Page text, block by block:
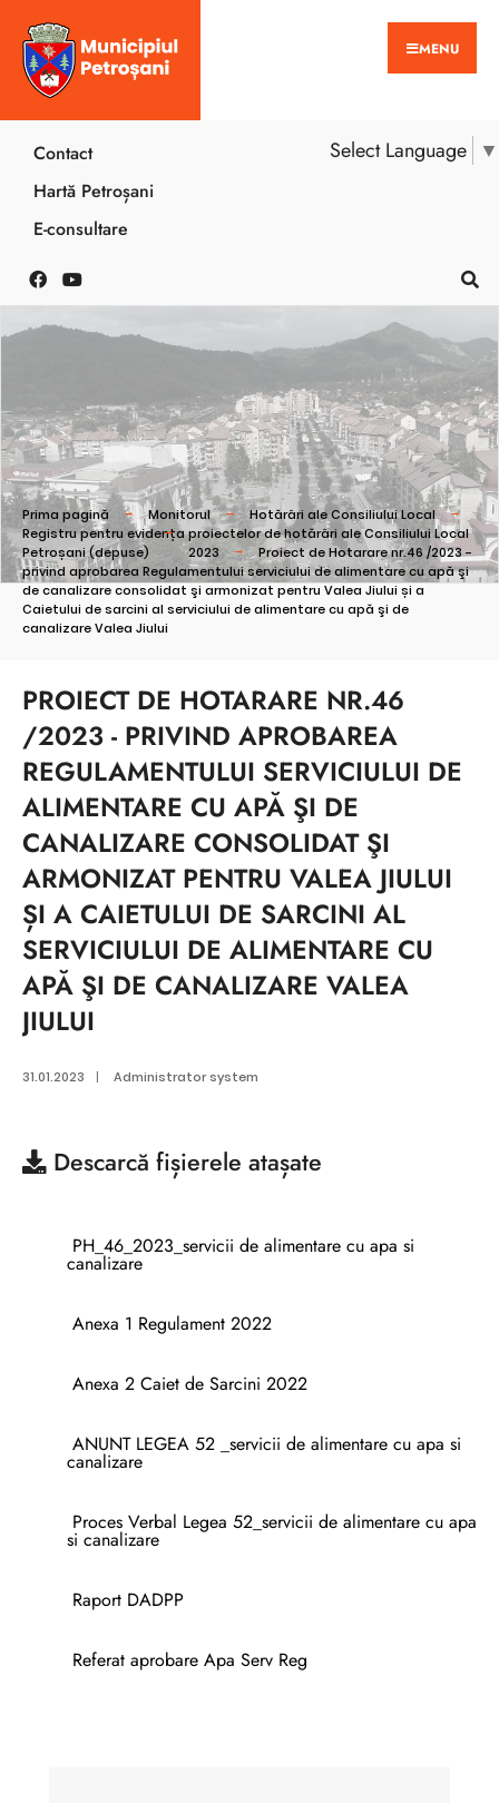
MENU
Select Language ▼
Contact
Hartă Petroșani
E-consultare
Prima pagină Monitorul
Hotărâri ale Consiliului Local
Registru pentru evidența proiectelor de hotărâri ale Consiliului Local
Petroșani (depuse)
2023
Proiect de Hotarare nr.46 /2023 -
privind aprobarea Regulamentului serviciului de alimentare cu apă şi
de canalizare consolidat şi armonizat pentru Valea Jiului și a
Caietului de sarcini al serviciului de alimentare cu apă şi de
canalizare Valea Jiului
PROIECT DE HOTARARE NR.46
/2023 - PRIVIND APROBAREA
REGULAMENTULUI SERVICIULUI DE
ALIMENTARE CU APĂ ŞI DE
CANALIZARE CONSOLIDAT ŞI
ARMONIZAT PENTRU VALEA JIULUI
ȘI A CAIETULUI DE SARCINI AL
SERVICIULUI DE ALIMENTARE CU
APĂ ŞI DE CANALIZARE VALEA
JIULUI
31.01.2023 | Administrator system
Descarcă fișierele atașate
PH_46_2023_servicii de alimentare cu apa si
canalizare
Anexa 1 Regulament 2022
Anexa 2 Caiet de Sarcini 2022
ANUNT LEGEA 52 _servicii de alimentare cu apa si
canalizare
Proces Verbal Legea 52_servicii de alimentare cu apa
si canalizare
Raport DADPP
Referat aprobare Apa Serv Reg